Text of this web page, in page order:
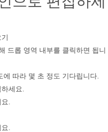
드롭 영역 내부를 클릭하면 됩니
따라 몇 초 정도 기다립니다.
세요.
.
.